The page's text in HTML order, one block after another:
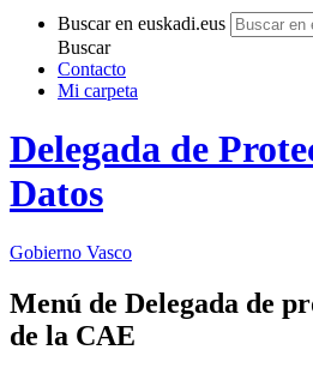
Buscar en euskadi.eus
Buscar
Contacto
Mi carpeta
Delegada de
Datos
Gobierno Vasco
Menú de Delegada de
de la CAE